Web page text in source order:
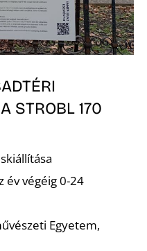
STROBL 170
év végéig 0-24
Egyetem,